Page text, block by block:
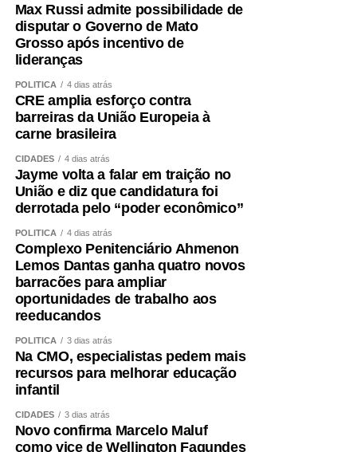
Max Russi admite possibilidade de
disputar o Governo de Mato
Grosso após incentivo de
lideranças
POLÍTICA 4 dias atrás
CRE amplia esforço contra
barreiras da União Europeia à
carne brasileira
CIDADES 4 dias atrás
Jayme volta a falar em traição no
União e diz que candidatura foi
derrotada pelo “poder econômico”
POLÍTICA 4 dias atrás
Complexo Penitenciário Ahmenon
Lemos Dantas ganha quatro novos
barracões para ampliar
oportunidades de trabalho aos
reeducandos
POLÍTICA 3 dias atrás
Na CMO, especialistas pedem mais
recursos para melhorar educação
infantil
CIDADES 3 dias atrás
Novo confirma Marcelo Maluf
como vice de Wellington Fagundes